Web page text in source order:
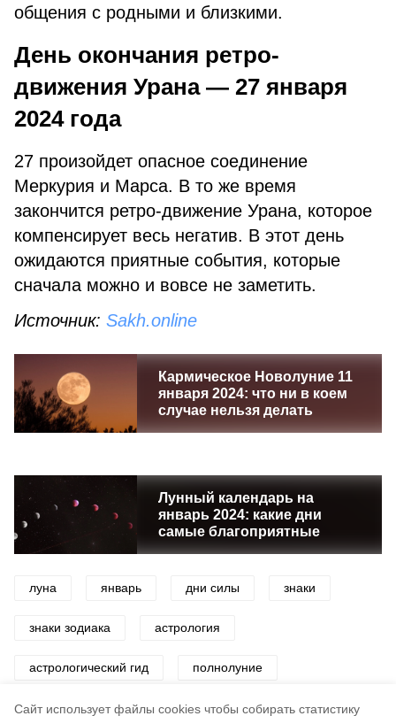
Cайт использует файлы cookies чтобы собирать статистику
общения с родными и близкими.
День окончания ретро-
движения Урана — 27 января
2024 года
27 произойдет опасное соединение
Меркурия и Марса. В то же время
закончится ретро-движение Урана, которое
компенсирует весь негатив. В этот день
ожидаются приятные события, которые
сначала можно и вовсе не заметить.
Источник: Sakh.online
Кармическое Новолуние 11
января 2024: что ни в коем
случае нельзя делать
Лунный календарь на
январь 2024: какие дни
самые благоприятные
луна январь дни силы знаки
знаки зодиака астрология
астрологический гид полнолуние
новолуние